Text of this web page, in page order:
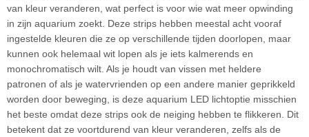
van kleur veranderen, wat perfect is voor wie wat meer opwinding
in zijn aquarium zoekt. Deze strips hebben meestal acht vooraf
ingestelde kleuren die ze op verschillende tijden doorlopen, maar
kunnen ook helemaal wit lopen als je iets kalmerends en
monochromatisch wilt. Als je houdt van vissen met heldere
patronen of als je watervrienden op een andere manier geprikkeld
worden door beweging, is deze aquarium LED lichtoptie misschien
het beste omdat deze strips ook de neiging hebben te flikkeren. Dit
betekent dat ze voortdurend van kleur veranderen, zelfs als de